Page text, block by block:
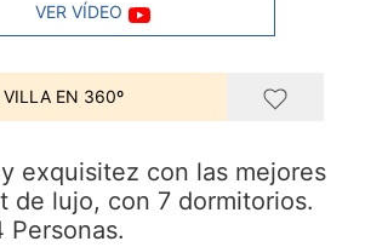
VER VÍDEO
VILLA EN 360º
exquisitez con las mejores
de lujo, con 7 dormitorios.
Personas.